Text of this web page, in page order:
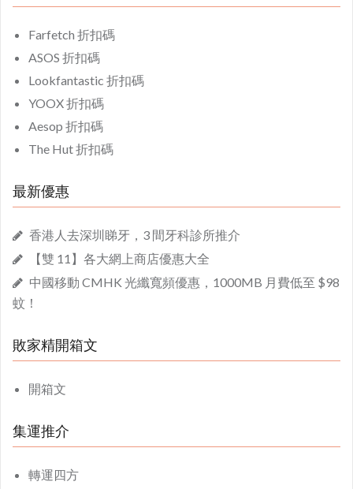
Farfetch 折扣碼
ASOS 折扣碼
Lookfantastic 折扣碼
YOOX 折扣碼
Aesop 折扣碼
The Hut 折扣碼
最新優惠
香港人去深圳睇牙，3 間牙科診所推介
【雙 11】各大網上商店優惠大全
中國移動 CMHK 光纖寬頻優惠，1000MB 月費低至 $98
蚊！
敗家精開箱文
開箱文
集運推介
轉運四方